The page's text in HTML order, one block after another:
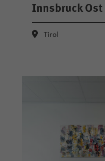
Innsbruck Ost
Tirol